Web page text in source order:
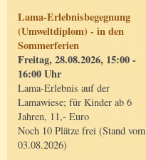
Lama-Erlebnisbegegnung
(Umweltdiplom) - in den
Sommerferien
Freitag, 28.08.2026, 15:00 -
16:00 Uhr
Lama-Erlebnis auf der
Lamawiese; für Kinder ab 6
Jahren, 11,- Euro
Noch 10 Plätze frei (Stand vom
03.08.2026)